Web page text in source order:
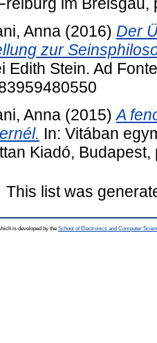
Anna (2016) Der
zur
Edith Stein. Ad
Anna (2015)A
In: Vitában
Kiadó,
This list was
is developed by the School of Electronics and Computer